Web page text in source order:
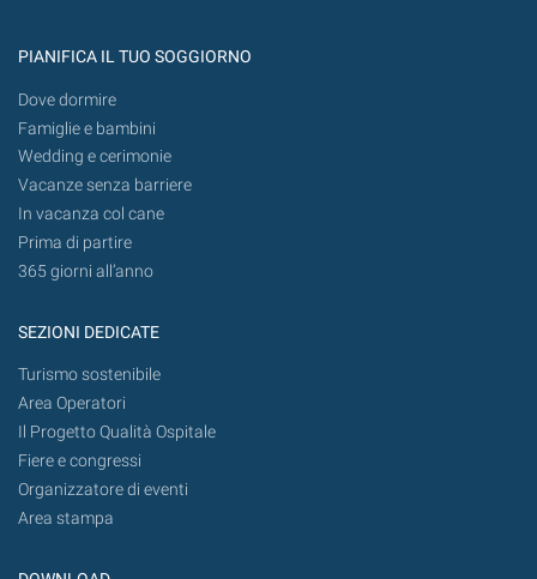
PIANIFICA IL TUO SOGGIORNO
Dove dormire
Famiglie e bambini
Wedding e cerimonie
Vacanze senza barriere
In vacanza col cane
Prima di partire
365 giorni all’anno
SEZIONI DEDICATE
Turismo sostenibile
Area Operatori
Il Progetto Qualità Ospitale
Fiere e congressi
Organizzatore di eventi
Area stampa